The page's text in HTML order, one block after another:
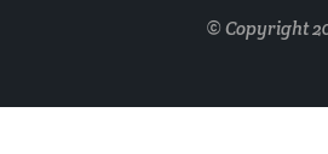
© Copyright